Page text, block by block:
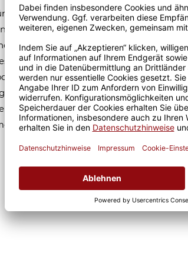
Frauen-Berufe - So sieht eine richtig
tolle Geschenkidee, egal zu welchem
Keramik wurden mit viel
Mit viel Erfahrung werden sie
bedruckt. Die Kaffeebecher sind
Somit ist eine lange Freude an
garantiert und der Kaffee am
gleich nochmal so gut.